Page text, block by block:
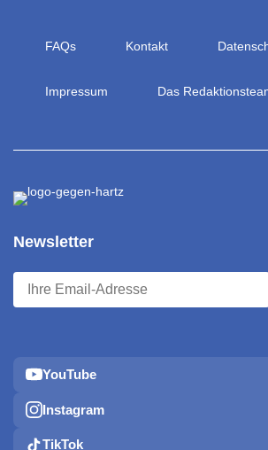
FAQs Kontakt
Impressum Das
Newsletter
YouTube
Instagram
TikTok